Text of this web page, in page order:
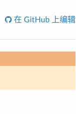
在 GitHub 上编辑